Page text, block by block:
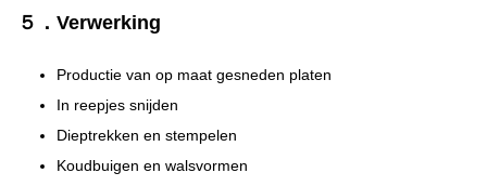
５．Verwerking
Productie van op maat gesneden platen
In reepjes snijden
Dieptrekken en stempelen
Koudbuigen en walsvormen